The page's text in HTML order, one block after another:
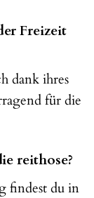
Freizeit
dank ihres
für die
reithose?
findest du in